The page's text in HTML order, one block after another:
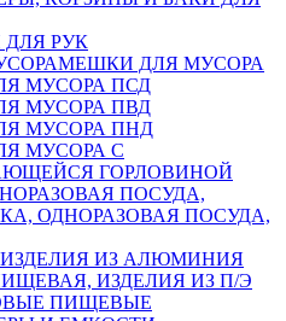
РУК
МЕШКИ ДЛЯ МУСОРА
МУСОРА ПСД
МУСОРА ПВД
МУСОРА ПНД
МУСОРА С
ГОРЛОВИНОЙ
ПОСУДА,
ОДНОРАЗОВАЯ ПОСУДА,
ИЗДЕЛИЯ ИЗ АЛЮМИНИЯ
ИЗДЕЛИЯ ИЗ П/Э
ПИЩЕВЫЕ